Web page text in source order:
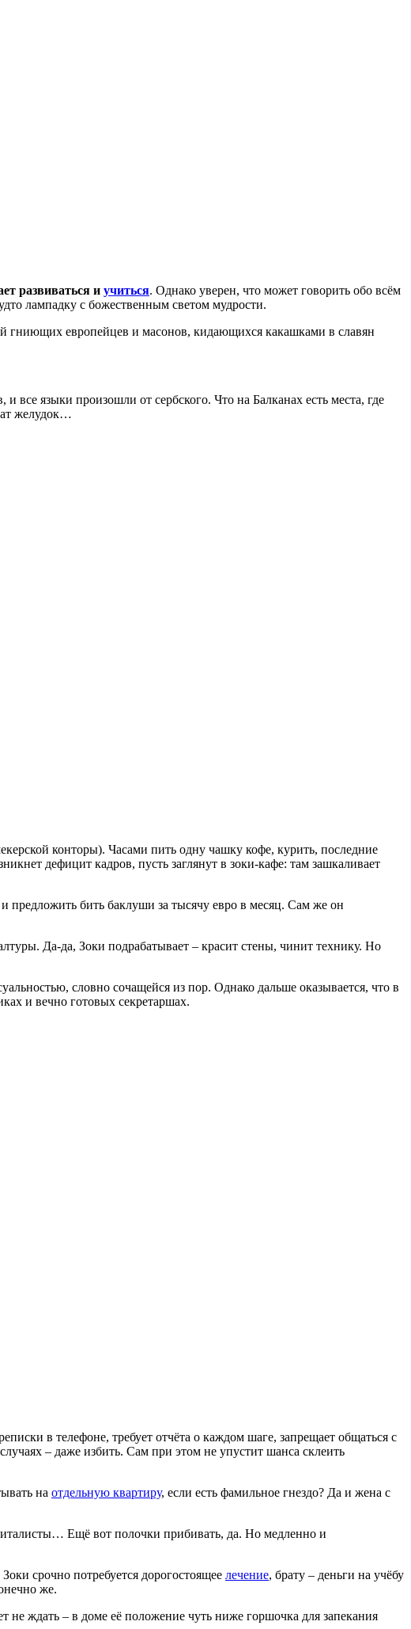
развиваться и учиться. Однако уверен, что может говорить обо всём
лампадку с божественным светом мудрости.
гниющих европейцев и масонов, кидающихся какашками в славян
языки произошли от сербского. Что на Балканах есть места, где
желудок…
конторы). Часами пить одну чашку кофе, курить, последние
дефицит кадров, пусть заглянут в зоки-кафе: там зашкаливает
предложить бить баклуши за тысячу евро в месяц. Сам же он
Да-да, Зоки подрабатывает – красит стены, чинит технику. Но
словно сочащейся из пор. Однако дальше оказывается, что в
и вечно готовых секретаршах.
в телефоне, требует отчёта о каждом шаге, запрещает общаться с
– даже избить. Сам при этом не упустит шанса склеить
на отдельную квартиру, если есть фамильное гнездо? Да и жена с
Ещё вот полочки прибивать, да. Но медленно и
срочно потребуется дорогостоящее лечение, брату – деньги на учёбу
же.
ждать – в доме её положение чуть ниже горшочка для запекания